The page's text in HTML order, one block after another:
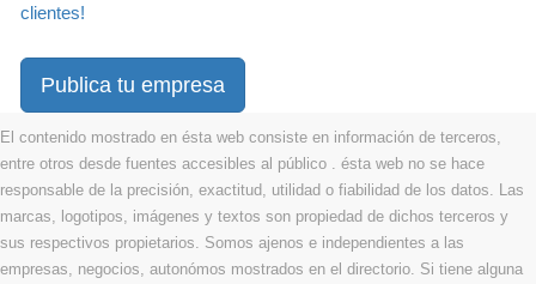
clientes!
Publica tu empresa
El contenido mostrado en ésta web consiste en información de terceros,
entre otros desde fuentes accesibles al público . ésta web no se hace
responsable de la precisión, exactitud, utilidad o fiabilidad de los datos. Las
marcas, logotipos, imágenes y textos son propiedad de dichos terceros y
sus respectivos propietarios. Somos ajenos e independientes a las
empresas, negocios, autonómos mostrados en el directorio. Si tiene alguna